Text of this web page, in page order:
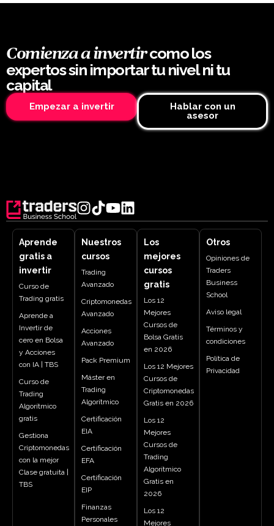
Comienza a invertircomo los
expertos sin importar tu nivel ni tu
capital
Empezar a invertir
Hablar con un
asesor
Aprende
gratis a
invertir
Curso de
Trading gratis
Aprende a
Invertir de
cero en Bolsa
y Acciones
con IA | TBS
Curso de
Trading
Algorítmico
gratis
Gestiona
Criptomonedas
con la mejor
Clase gratuita |
TBS
Nuestros
cursos
Trading
Avanzado
Criptomonedas
Avanzado
Acciones
Avanzado
Pack Premium
Máster en
Trading
Algorítmico
Certificación
EIA
Certificación
EFA
Certificación
EIP
Finanzas
Personales
Los
mejores
cursos
gratis
Los 12
Mejores
Cursos de
Bolsa Gratis
en 2026
Los 12 Mejores
Cursos de
Criptomonedas
Gratis en 2026
Los 12
Mejores
Cursos de
Trading
Algorítmico
Gratis en
2026
Los 12
Mejores
Otros
Opiniones de
Traders
Business
School
Aviso legal
Términos y
condiciones
Política de
Privacidad